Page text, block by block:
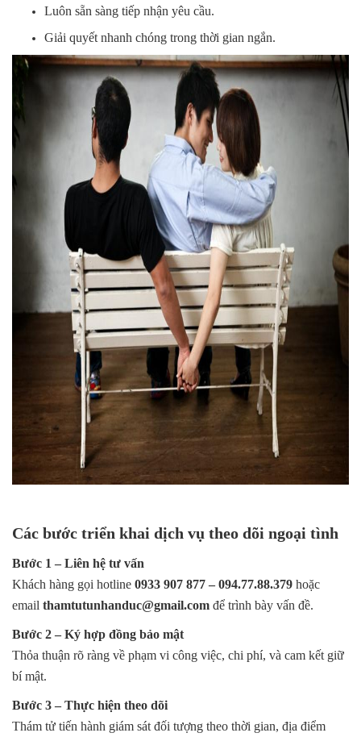
Luôn sẵn sàng tiếp nhận yêu cầu.
Giải quyết nhanh chóng trong thời gian ngắn.
Các bước triển khai dịch vụ theo dõi ngoại tình
Bước 1 – Liên hệ tư vấn
Khách hàng gọi hotline 0933 907 877 – 094.77.88.379 hoặc
email thamtutunhanduc@gmail.com để trình bày vấn đề.
Bước 2 – Ký hợp đồng bảo mật
Thỏa thuận rõ ràng về phạm vi công việc, chi phí, và cam kết giữ
bí mật.
Bước 3 – Thực hiện theo dõi
Thám tử tiến hành giám sát đối tượng theo thời gian, địa điểm